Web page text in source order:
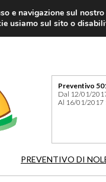
Preventivo
Dal 12/01/
Al 16/01/2017
PREVENTIVO DI
e navigazione sul
usiamo sul sito o